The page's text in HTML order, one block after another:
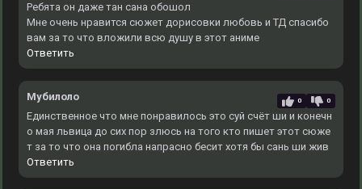
Ребята он даже тан сана обошол
Мне очень нравится сюжет дорисовки любовь и ТД спасибо
вам за то что вложили всю душу в этот аниме
Ответить
Мубилоло 0 0
Единственное что мне понравилось это суй счёт ши и конечн
о мая львица до сих пор злюсь на того кто пишет этот сюже
т за то что она погибла напрасно бесит хотя бы сань ши жив
Ответить